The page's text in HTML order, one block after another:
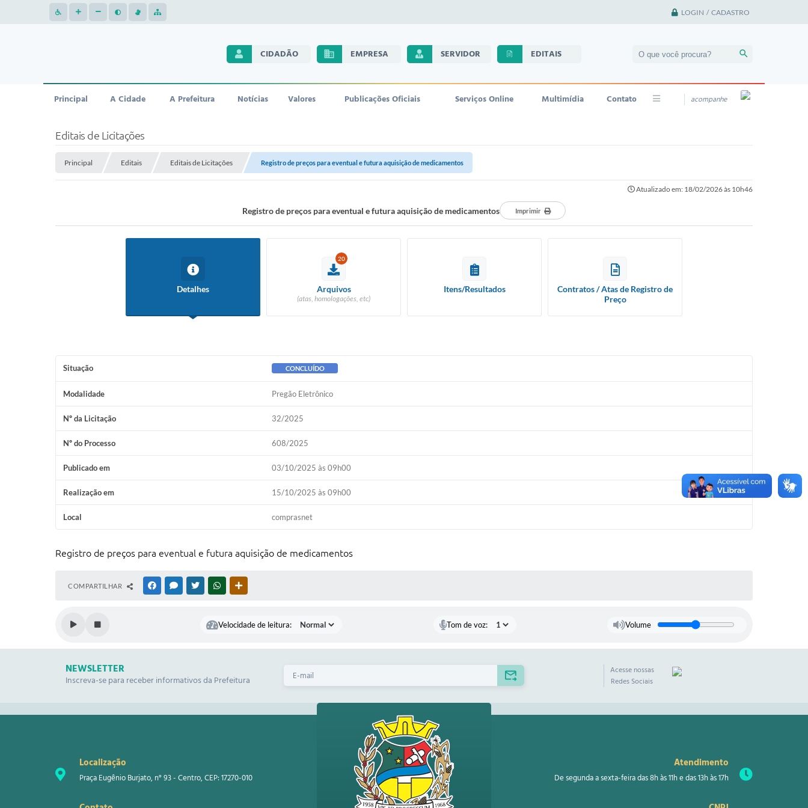
LOGIN / CADASTRO
CIDADÃO EMPRESA SERVIDOR EDITAIS
Principal A Cidade A Prefeitura Notícias Valores Publicações Oficiais Serviços Online Multimídia Contato acompanhe
Editais de Licitações
Principal Editais Editais de Licitações Registro de preços para eventual e futura aquisição de medicamentos
Atualizado em: 18/02/2026 às 10h46
Registro de preços para eventual e futura aquisição de medicamentos Imprimir
Detalhes
20
Arquivos
(atas, homologações, etc)
Itens/Resultados
Contratos / Atas de Registro de
Preço
Situação CONCLUÍDO
Modalidade Pregão Eletrônico
Nº da Licitação 32/2025
Nº do Processo 608/2025
Publicado em 03/10/2025 às 09h00
Realização em 15/10/2025 às 09h00
Local comprasnet
Registro de preços para eventual e futura aquisição de medicamentos
COMPARTILHAR FACEBOOKMESSENGER
TWITTERWHATSAPP
Velocidade de leitura: Tom de voz: Volume
NEWSLETTER
Inscreva-se para receber informativos da Prefeitura
Acesse nossas
Redes Sociais
Localização
Praça Eugênio Burjato, n° 93 - Centro, CEP: 17270-010
Atendimento
De segunda a sexta-feira das 8h às 11h e das 13h às 17h